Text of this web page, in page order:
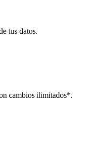
tus datos.
cambios ilimitados*.